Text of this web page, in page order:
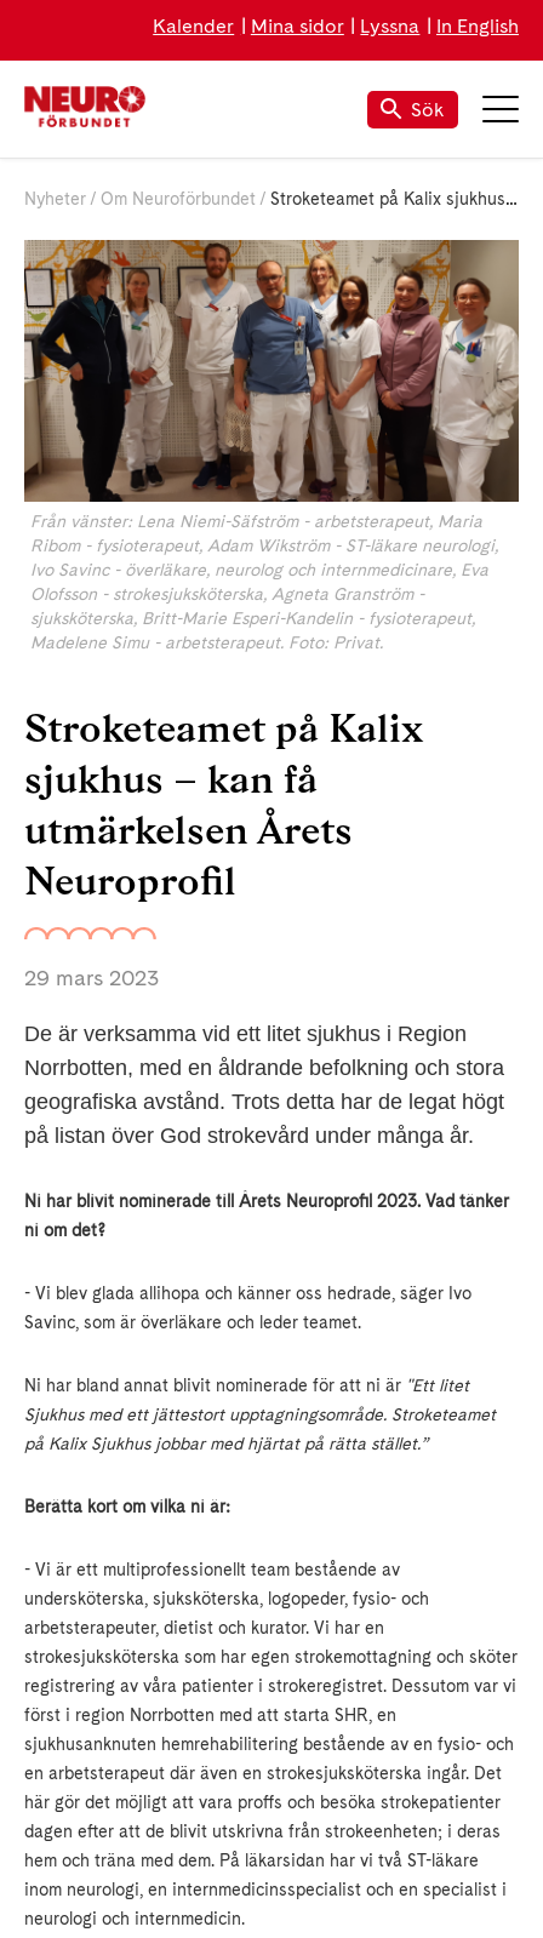
Kalender Mina sidor Lyssna In English
Sök
Nyheter Om Neuroförbundet Stroketeamet på Kalix sjukhus – kan få utmärkelsen Årets Neuroprofil
Från vänster: Lena Niemi-Säfström - arbetsterapeut, Maria
Ribom - fysioterapeut, Adam Wikström - ST-läkare neurologi,
Ivo Savinc - överläkare, neurolog och internmedicinare, Eva
Olofsson - strokesjuksköterska, Agneta Granström -
sjuksköterska, Britt-Marie Esperi-Kandelin - fysioterapeut,
Madelene Simu - arbetsterapeut. Foto: Privat.
Stroketeamet på Kalix
sjukhus – kan få
utmärkelsen Årets
Neuroprofil
29 mars 2023
De är verksamma vid ett litet sjukhus i Region
Norrbotten, med en åldrande befolkning och stora
geografiska avstånd. Trots detta har de legat högt
på listan över God strokevård under många år.
Ni har blivit nominerade till Årets Neuroprofil 2023. Vad tänker
ni om det?
- Vi blev glada allihopa och känner oss hedrade, säger Ivo
Savinc, som är överläkare och leder teamet.
Ni har bland annat blivit nominerade för att ni är "Ett litet
Sjukhus med ett jättestort upptagningsområde. Stroketeamet
på Kalix Sjukhus jobbar med hjärtat på rätta stället.”
Berätta kort om vilka ni är:
- Vi är ett multiprofessionellt team bestående av
undersköterska, sjuksköterska, logopeder, fysio- och
arbetsterapeuter, dietist och kurator. Vi har en
strokesjuksköterska som har egen strokemottagning och sköter
registrering av våra patienter i strokeregistret. Dessutom var vi
först i region Norrbotten med att starta SHR, en
sjukhusanknuten hemrehabilitering bestående av en fysio- och
en arbetsterapeut där även en strokesjuksköterska ingår. Det
här gör det möjligt att vara proffs och besöka strokepatienter
dagen efter att de blivit utskrivna från strokeenheten; i deras
hem och träna med dem. På läkarsidan har vi två ST-läkare
inom neurologi, en internmedicinsspecialist och en specialist i
neurologi och internmedicin.